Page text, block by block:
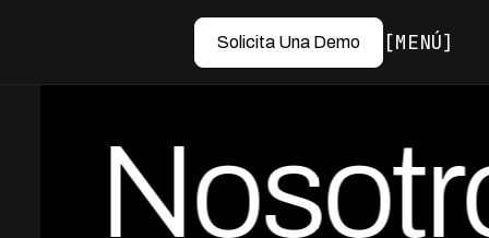
Solicita Una Demo MENÚ